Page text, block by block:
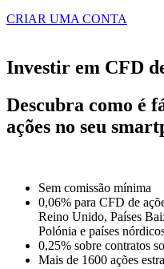
CRIAR UMA CONTA
Investir em CFD
Descubra como é
ações no seu
Sem comissão mínima
0,06% para CFD de
Reino Unido, Países
Polónia e países
0,25% sobre contratos
Mais de 1600 ações